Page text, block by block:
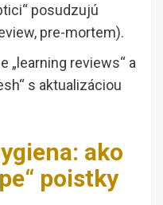
posudzujú
pre-mortem).
„learning reviews“ a
s aktualizáciou
ako
poistky